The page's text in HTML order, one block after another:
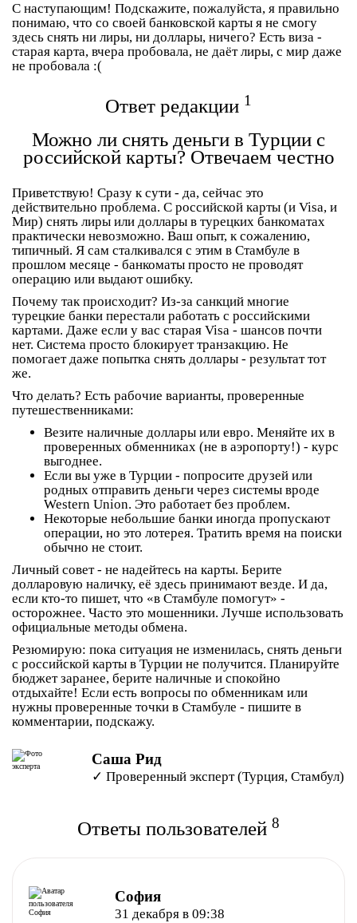
С наступающим! Подскажите, пожалуйста, я правильно
понимаю, что со своей банковской карты я не смогу
здесь снять ни лиры, ни доллары, ничего? Есть виза -
старая карта, вчера пробовала, не даёт лиры, с мир даже
не пробовала :(
Ответ редакции 1
Можно ли снять деньги в Турции с
российской карты? Отвечаем честно
Приветствую! Сразу к сути - да, сейчас это
действительно проблема. С российской карты (и Visa, и
Мир) снять лиры или доллары в турецких банкоматах
практически невозможно. Ваш опыт, к сожалению,
типичный. Я сам сталкивался с этим в Стамбуле в
прошлом месяце - банкоматы просто не проводят
операцию или выдают ошибку.
Почему так происходит? Из-за санкций многие
турецкие банки перестали работать с российскими
картами. Даже если у вас старая Visa - шансов почти
нет. Система просто блокирует транзакцию. Не
помогает даже попытка снять доллары - результат тот
же.
Что делать? Есть рабочие варианты, проверенные
путешественниками:
Везите наличные доллары или евро. Меняйте их в
проверенных обменниках (не в аэропорту!) - курс
выгоднее.
Если вы уже в Турции - попросите друзей или
родных отправить деньги через системы вроде
Western Union. Это работает без проблем.
Некоторые небольшие банки иногда пропускают
операции, но это лотерея. Тратить время на поиски
обычно не стоит.
Личный совет - не надейтесь на карты. Берите
долларовую наличку, её здесь принимают везде. И да,
если кто-то пишет, что «в Стамбуле помогут» -
осторожнее. Часто это мошенники. Лучше использовать
официальные методы обмена.
Резюмирую: пока ситуация не изменилась, снять деньги
с российской карты в Турции не получится. Планируйте
бюджет заранее, берите наличные и спокойно
отдыхайте! Если есть вопросы по обменникам или
нужны проверенные точки в Стамбуле - пишите в
комментарии, подскажу.
Саша Рид
✓ Проверенный эксперт (Турция, Стамбул)
Ответы пользователей 8
София
31 декабря в 09:38